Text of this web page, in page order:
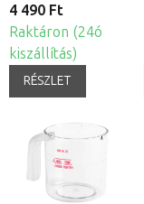
4 490 Ft
Raktáron (24ó
kiszállítás)
RÉSZLET